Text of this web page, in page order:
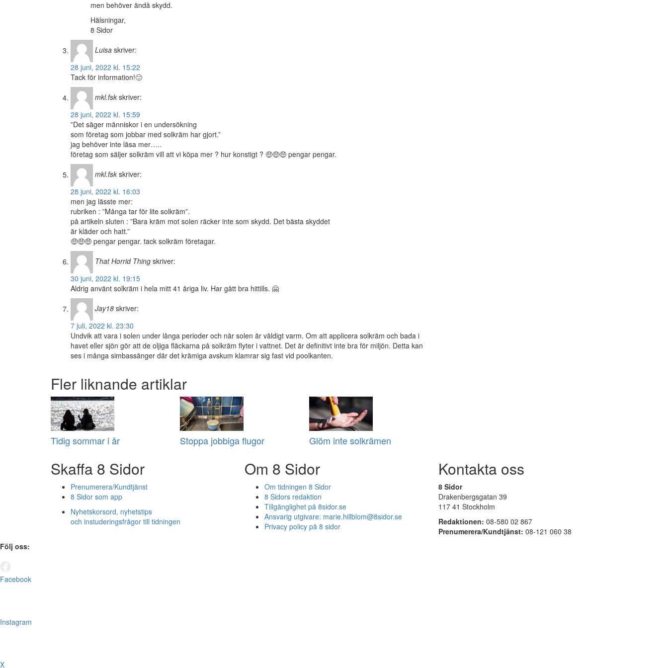
men behöver ändå skydd.
Hälsningar,
8 Sidor
Luisa skriver:
28 juni, 2022 kl. 15:22
Tack för information!🙂
mkl.fsk skriver:
28 juni, 2022 kl. 15:59
”Det säger människor i en undersökning
som företag som jobbar med solkräm har gjort.”
jag behöver inte läsa mer…..
företag som säljer solkräm vill att vi köpa mer ? hur konstigt ? 🤑🤑🤑 pengar pengar.
mkl.fsk skriver:
28 juni, 2022 kl. 16:03
men jag lässte mer:
rubriken : ”Många tar för lite solkräm”.
på artikeln sluten : ”Bara kräm mot solen räcker inte som skydd. Det bästa skyddet
är kläder och hatt.”
🤑🤑🤑 pengar pengar. tack solkräm företagar.
That Horrid Thing skriver:
30 juni, 2022 kl. 19:15
Aldrig använt solkräm i hela mitt 41 åriga liv. Har gått bra hittills. 🤗
Jay18 skriver:
7 juli, 2022 kl. 23:30
Undvik att vara i solen under långa perioder och när solen är väldigt varm. Om att applicera solkräm och bada i
havet eller sjön gör att de oljiga fläckarna på solkräm flyter i vattnet. Det är definitivt inte bra för miljön. Detta kan
ses i många simbassänger där det krämiga avskum klamrar sig fast vid poolkanten.
Fler liknande artiklar
Tidig sommar i år Stoppa jobbiga flugor Glöm inte solkrämen
Skaffa 8 Sidor
Prenumerera/Kundtjänst
8 Sidor som app
Nyhetskorsord, nyhetstips
och instuderingsfrågor till tidningen
Om 8 Sidor
Om tidningen 8 Sidor
8 Sidors redaktion
Tillgänglighet på 8sidor.se
Ansvarig utgivare: marie.hillblom@8sidor.se
Privacy policy på 8 sidor
Kontakta oss
8 Sidor
Drakenbergsgatan 39
117 41 Stockholm
Redaktionen: 08-580 02 867
Prenumerera/Kundtjänst: 08-121 060 38
Följ oss:
Facebook
Instagram
X